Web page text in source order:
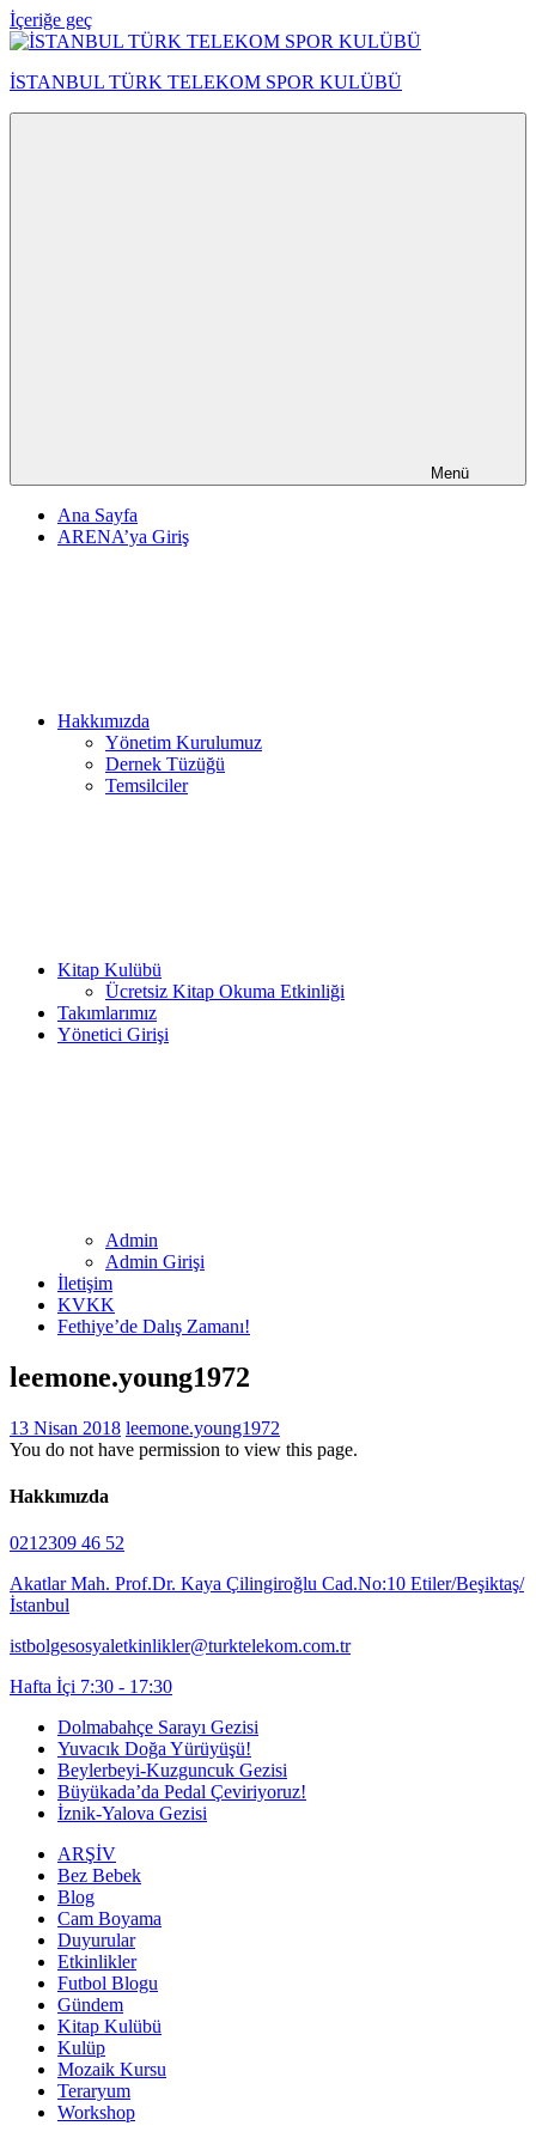
İçeriğe geç
İSTANBUL TÜRK TELEKOM SPOR KULÜBÜ
Menü
Ana Sayfa
ARENA’ya Giriş
Hakkımızda
Yönetim Kurulumuz
Dernek Tüzüğü
Temsilciler
Kitap Kulübü
Ücretsiz Kitap Okuma Etkinliği
Takımlarımız
Yönetici Girişi
Admin
Admin Girişi
İletişim
KVKK
Fethiye’de Dalış Zamanı!
leemone.young1972
13 Nisan 2018 leemone.young1972
You do not have permission to view this page.
Hakkımızda
0212309 46 52
Akatlar Mah. Prof.Dr. Kaya Çilingiroğlu Cad.No:10 Etiler/Beşiktaş/
İstanbul
istbolgesosyaletkinlikler@turktelekom.com.tr
Hafta İçi 7:30 - 17:30
Dolmabahçe Sarayı Gezisi
Yuvacık Doğa Yürüyüşü!
Beylerbeyi-Kuzguncuk Gezisi
Büyükada’da Pedal Çeviriyoruz!
İznik-Yalova Gezisi
ARŞİV
Bez Bebek
Blog
Cam Boyama
Duyurular
Etkinlikler
Futbol Blogu
Gündem
Kitap Kulübü
Kulüp
Mozaik Kursu
Teraryum
Workshop